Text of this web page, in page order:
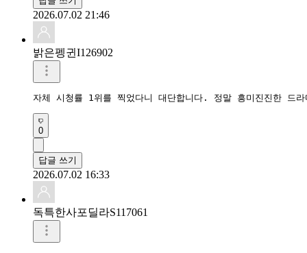
2026.07.02 21:46
밝은펭귄I126902
자체 시청률 1위를 찍었다니 대단합니다. 정말 흥미진진한 드라
0
답글 쓰기
2026.07.02 16:33
독특한사포딜라S117061